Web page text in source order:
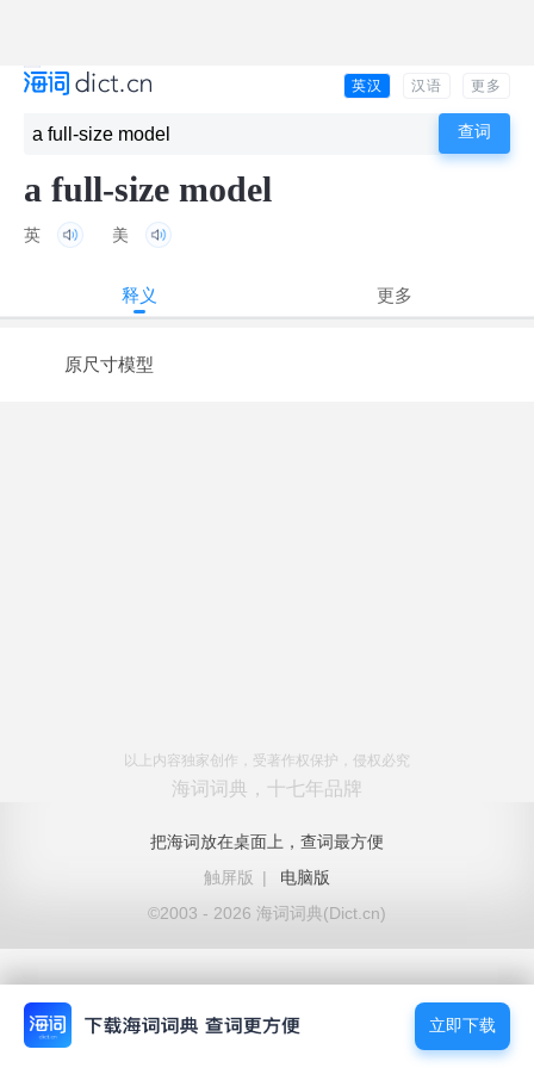
英汉 汉语 更多
a full-size model
英 美
释义 更多
原尺寸模型
以上内容独家创作，受著作权保护，侵权必究
海词词典，十七年品牌
把海词放在桌面上，查词最方便
触屏版
|
电脑版
©2003 - 2026 海词词典(Dict.cn)
立即下载
立即下载